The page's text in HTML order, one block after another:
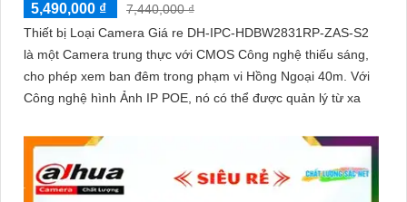
5,490,000 ₫
7,440,000 ₫
Thiết bị Loại Camera Giá re DH-IPC-HDBW2831RP-ZAS-S2
là một Camera trung thực với CMOS Công nghệ thiếu sáng,
cho phép xem ban đêm trong phạm vi Hồng Ngoại 40m. Với
Công nghệ hình Ảnh IP POE, nó có thể được quản lý từ xa